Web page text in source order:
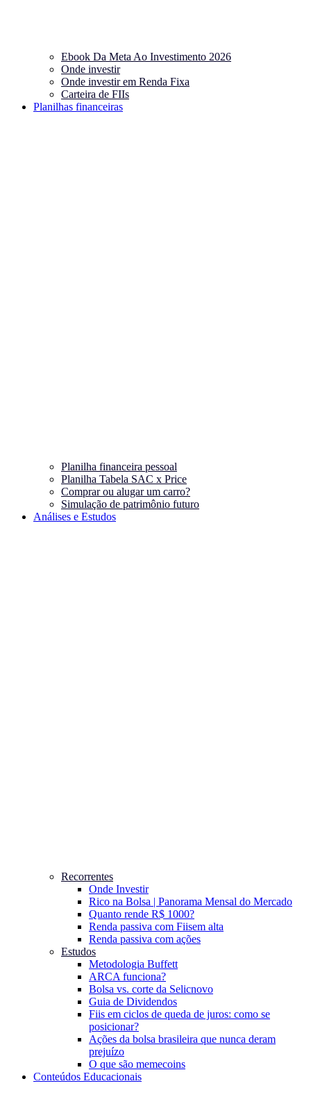
Ebook Da Meta Ao Investimento 2026
Onde investir
Onde investir em Renda Fixa
Carteira de FIIs
Planilhas financeiras
Planilha financeira pessoal
Planilha Tabela SAC x Price
Comprar ou alugar um carro?
Simulação de patrimônio futuro
Análises e Estudos
Recorrentes
Onde Investir
Rico na Bolsa | Panorama Mensal do Mercado
Quanto rende R$ 1000?
Renda passiva com Fiisem alta
Renda passiva com ações
Estudos
Metodologia Buffett
ARCA funciona?
Bolsa vs. corte da Selicnovo
Guia de Dividendos
Fiis em ciclos de queda de juros: como se
posicionar?
Ações da bolsa brasileira que nunca deram
prejuízo
O que são memecoins
Conteúdos Educacionais